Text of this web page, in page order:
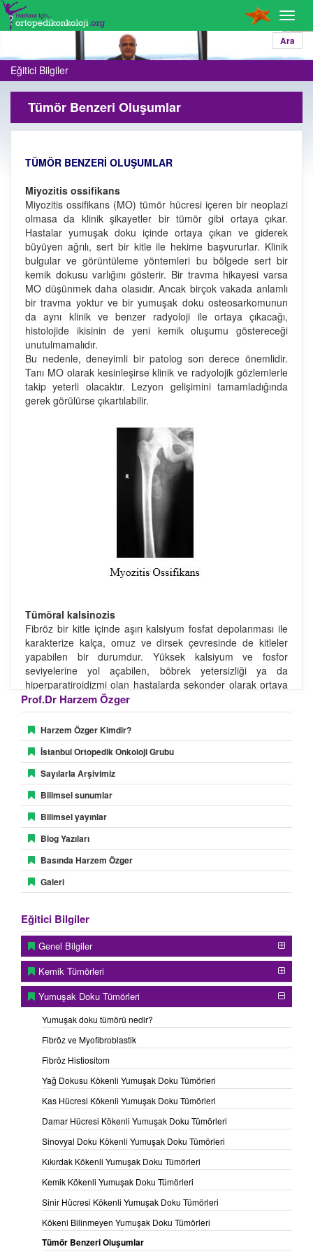
Ara
Eğitici Bilgiler
Tümör Benzeri Oluşumlar
TÜMÖR BENZERİ OLUŞUMLAR
Miyozitis ossifikans
Miyozitis ossifikans (MO) tümör hücresi içeren bir neoplazi
olmasa da klinik şikayetler bir tümör gibi ortaya çıkar.
Hastalar yumuşak doku içinde ortaya çıkan ve giderek
büyüyen ağrılı, sert bir kitle ile hekime başvururlar. Klinik
bulgular ve görüntüleme yöntemleri bu bölgede sert bir
kemik dokusu varlığını gösterir. Bir travma hikayesi varsa
MO düşünmek daha olasıdır. Ancak birçok vakada anlamlı
bir travma yoktur ve bir yumuşak doku osteosarkomunun
da aynı klinik ve benzer radyoloji ile ortaya çıkacağı,
histolojide ikisinin de yeni kemik oluşumu göstereceği
unutulmamalıdır.
Bu nedenle, deneyimli bir patolog son derece önemlidir.
Tanı MO olarak kesinleşirse klinik ve radyolojik gözlemlerle
takip yeterli olacaktır. Lezyon gelişimini tamamladığında
gerek görülürse çıkartılabilir.
Tümöral kalsinozis
Fibröz bir kitle içinde aşırı kalsiyum fosfat depolanması ile
karakterize kalça, omuz ve dirsek çevresinde de kitleler
yapabilen bir durumdur. Yüksek kalsiyum ve fosfor
seviyelerine yol açabilen, böbrek yetersizliği ya da
hiperparatiroidizmi olan hastalarda sekonder olarak ortaya
çıkabilir.
Sebebi bilinmeyen olguların çoğu 10 -30 yaş arasında
erkeklerdir. Biyopside tebeşirimsi beyaz renkli, fibröz
kitlenin içinden dışarı akan bir doku mevcuttur. Ayırıcı tanıda
sinovyal sarkom, yumuşak doku kondrosarkomu ve içindeki
kalsifikasyonlar nedeni ile tüberküloz dikkate alınmalıdır.
Kitlenin tam olarak çıkartılması gerekse de bu tek başına
yeterli değildir, mutlaka endokrinoloji biriminin desteği ile
kalsiyum- fosfor dengesine yönelik bir tedavi
uygulanmalıdır.
Hemofilik psödotümör
Hemofilideki pıhtılaşma bozukluğu nedeniyle, basit
travmalar sonucu ya da herhangi bir travma olmaksızın
yumuşak doku içinde oluşan tek ya da çok sayıda kanama
odaklarıdır. Hemofili hikayesi bilinmeyen hastada bunların
açık biyopsi ya da cerrahi ekstirpasyon amacıyla
çıkartılması girişimleri dramatik sonuçlara yol açacaktır.
Çevre dokulara bası nedeni ile bir girişim gerekecek ise bu
mutlaka faktör desteği sağlanarak yapılmalıdır.
İntramuskuler hematom
kısmen kontrast tutabilen lezyonlar oluşturabilir. Anamnez
dikkatle alınmazsa bu lezyonlar bir tümör gibi
değerlendirilebilir. Düzgün sınır ve anamnez (ağrılı bir
travma) hematomu düşündürüyorsa hasta bir süre
gözlenmelidir. Lezyon küçülebilir, zamanla kalsifiye olabilir.
Değişmeden duruyor ya da büyüyorsa biyopsi
Prof.Dr Harzem Özger
Harzem Özger Kimdir?
İstanbul Ortopedik Onkoloji Grubu
Sayılarla Arşivimiz
Bilimsel sunumlar
Bilimsel yayınlar
Blog Yazıları
Basında Harzem Özger
Galeri
Eğitici Bilgiler
Genel Bilgiler
Kemik Tümörleri
Yumuşak Doku Tümörleri
Yumuşak doku tümörü nedir?
Fibröz ve Myofibroblastik
Fibröz Histiositom
Yağ Dokusu Kökenli Yumuşak Doku Tümörleri
Kas Hücresi Kökenli Yumuşak Doku Tümörleri
Damar Hücresi Kökenli Yumuşak Doku Tümörleri
Sinovyal Doku Kökenli Yumuşak Doku Tümörleri
Kıkırdak Kökenli Yumuşak Doku Tümörleri
Kemik Kökenli Yumuşak Doku Tümörleri
Sinir Hücresi Kökenli Yumuşak Doku Tümörleri
Kökeni Bilinmeyen Yumuşak Doku Tümörleri
Tümör Benzeri Oluşumlar